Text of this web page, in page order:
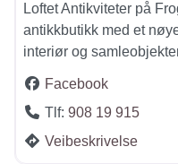
Loftet Antikviteter på
antikkbutikk med et
interiør og
Facebook
Tlf: 908 19 915
Veibeskrivelse